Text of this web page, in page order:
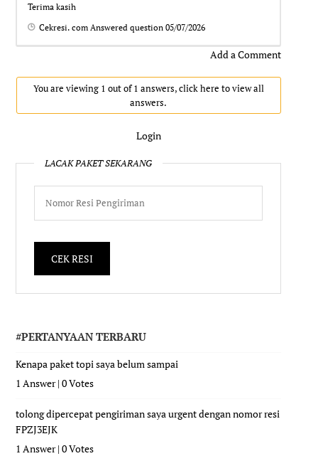
Terima kasih
Cekresi. com Answered question05/07/2026
Add a Comment
You are viewing 1 out of 1 answers, click here to view all
answers.
Login
LACAK PAKET SEKARANG
#PERTANYAAN TERBARU
Kenapa paket topi saya belum sampai
1 Answer|0 Votes
tolong dipercepat pengiriman saya urgent dengan nomor resi
FPZJ3EJK
1 Answer|0 Votes